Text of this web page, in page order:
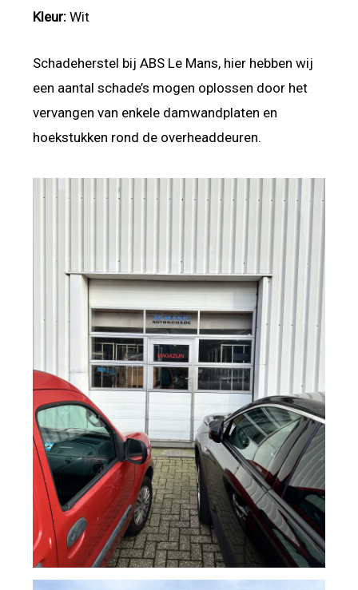
Kleur: Wit
Schadeherstel bij ABS Le Mans, hier hebben wij
een aantal schade’s mogen oplossen door het
vervangen van enkele damwandplaten en
hoekstukken rond de overheaddeuren.